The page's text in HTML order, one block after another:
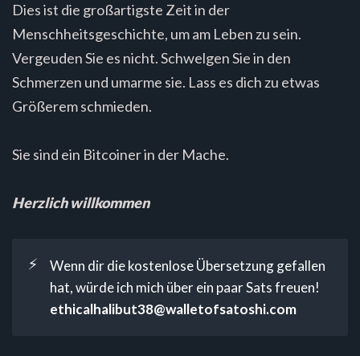
Dies ist die großartigste Zeit in der
Menschheitsgeschichte, um am Leben zu sein.
Vergeuden Sie es nicht. Schwelgen Sie in den
Schmerzen und umarme sie. Lass es dich zu etwas
Größerem schmieden.
Sie sind ein Bitcoiner in der Mache.
Herzlich willkommen
⚡
Wenn dir die kostenlose Übersetzung gefallen
hat, würde ich mich über ein paar Sats freuen!
ethicalhalibut38@walletofsatoshi.com